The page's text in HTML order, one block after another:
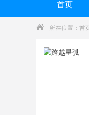
首页
所在位置： 首